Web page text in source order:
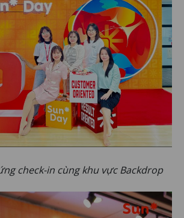
check-in cùng khu vực Backdrop